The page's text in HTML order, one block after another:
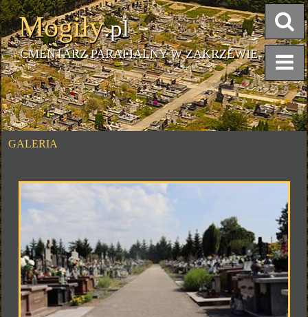
Mogiły.pl
CMENTARZ PARAFIALNY W ZAKRZEWIE
GALERIA